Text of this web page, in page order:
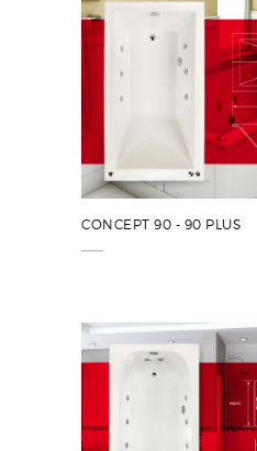
CONCEPT 90 - 90 PLUS